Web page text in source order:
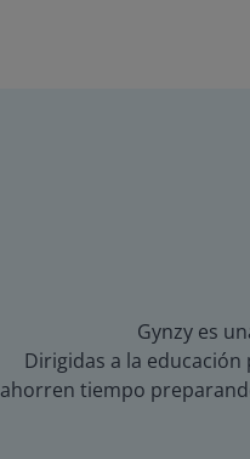
Gynzy es
Dirigidas a la
ahorren tiempo